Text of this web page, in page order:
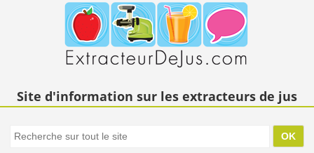
Site d'information sur les extracteurs de jus